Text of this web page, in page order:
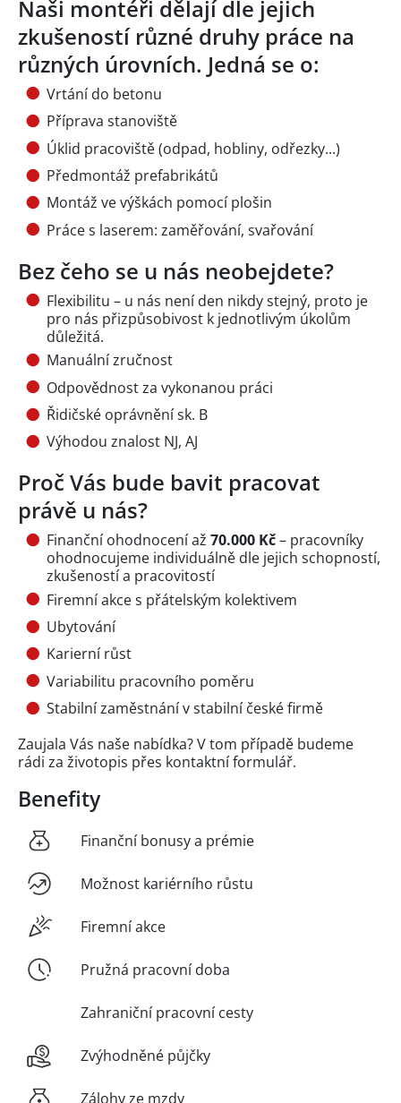
Naši montéři dělají dle jejich
zkušeností různé druhy práce na
různých úrovních. Jedná se o:
Vrtání do betonu
Příprava stanoviště
Úklid pracoviště (odpad, hobliny, odřezky...)
Předmontáž prefabrikátů
Montáž ve výškách pomocí plošin
Práce s laserem: zaměřování, svařování
Bez čeho se u nás neobejdete?
Flexibilitu – u nás není den nikdy stejný, proto je
pro nás přizpůsobivost k jednotlivým úkolům
důležitá.
Manuální zručnost
Odpovědnost za vykonanou práci
Řidičské oprávnění sk. B
Výhodou znalost NJ, AJ
Proč Vás bude bavit pracovat
právě u nás?
Finanční ohodnocení až 70.000 Kč– pracovníky
ohodnocujeme individuálně dle jejich schopností,
zkušeností a pracovitostí
Firemní akce s přátelským kolektivem
Ubytování
Karierní růst
Variabilitu pracovního poměru
Stabilní zaměstnání v stabilní české firmě
Zaujala Vás naše nabídka? V tom případě budeme
rádi za životopis přes kontaktní formulář.
Benefity
Finanční bonusy a prémie
Možnost kariérního růstu
Firemní akce
Pružná pracovní doba
Zahraniční pracovní cesty
Zvýhodněné půjčky
Zálohy ze mzdy